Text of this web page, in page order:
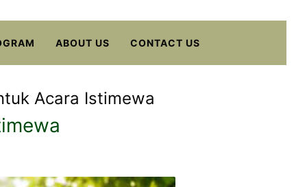
ABOUT US CONTACT US
Acara Istimewa